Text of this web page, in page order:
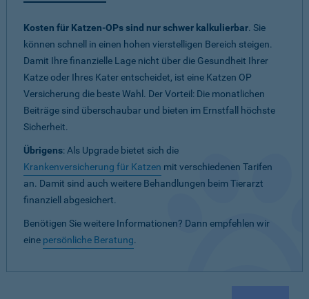
Kosten für Katzen-OPs sind nur schwer kalkulierbar. Sie
können schnell in einen hohen vierstelligen Bereich steigen.
Damit Ihre finanzielle Lage nicht über die Gesundheit Ihrer
Katze oder Ihres Kater entscheidet, ist eine Katzen OP
Versicherung die beste Wahl. Der Vorteil: Die monatlichen
Beiträge sind überschaubar und bieten im Ernstfall höchste
Sicherheit.
Übrigens: Als Upgrade bietet sich die
Krankenversicherung für Katzen mit verschiedenen Tarifen
an. Damit sind auch weitere Behandlungen beim Tierarzt
finanziell abgesichert.
Benötigen Sie weitere Informationen? Dann empfehlen wir
eine persönliche Beratung.